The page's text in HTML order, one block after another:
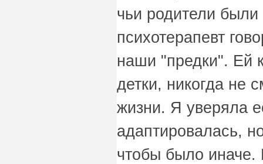
чьи родители
психотерапевт
наши "предки". Ей
детки, никогда не
жизни. Я уверяла
адаптировалась,
чтобы было